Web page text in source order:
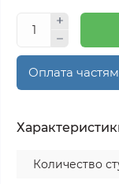
Оплата
Количество